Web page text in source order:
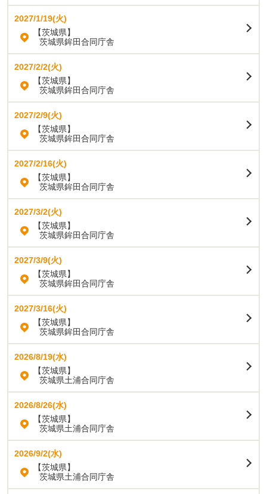
2027/1/19(火)
【茨城県】
茨城県鉾田合同庁舎
2027/2/2(火)
【茨城県】
茨城県鉾田合同庁舎
2027/2/9(火)
【茨城県】
茨城県鉾田合同庁舎
2027/2/16(火)
【茨城県】
茨城県鉾田合同庁舎
2027/3/2(火)
【茨城県】
茨城県鉾田合同庁舎
2027/3/9(火)
【茨城県】
茨城県鉾田合同庁舎
2027/3/16(火)
【茨城県】
茨城県鉾田合同庁舎
2026/8/19(水)
【茨城県】
茨城県土浦合同庁舎
2026/8/26(水)
【茨城県】
茨城県土浦合同庁舎
2026/9/2(水)
【茨城県】
茨城県土浦合同庁舎